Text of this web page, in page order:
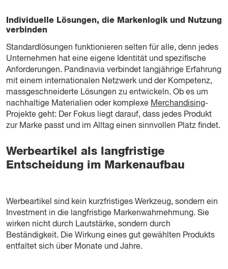
Individuelle Lösungen, die Markenlogik und Nutzung
verbinden
Standardlösungen funktionieren selten für alle, denn jedes
Unternehmen hat eine eigene Identität und spezifische
Anforderungen. Pandinavia verbindet langjährige Erfahrung
mit einem internationalen Netzwerk und der Kompetenz,
massgeschneiderte Lösungen zu entwickeln. Ob es um
nachhaltige Materialien oder komplexe Merchandising-
Projekte geht: Der Fokus liegt darauf, dass jedes Produkt
zur Marke passt und im Alltag einen sinnvollen Platz findet.
Werbeartikel als langfristige
Entscheidung im Markenaufbau
Werbeartikel sind kein kurzfristiges Werkzeug, sondern ein
Investment in die langfristige Markenwahrnehmung. Sie
wirken nicht durch Lautstärke, sondern durch
Beständigkeit. Die Wirkung eines gut gewählten Produkts
entfaltet sich über Monate und Jahre.